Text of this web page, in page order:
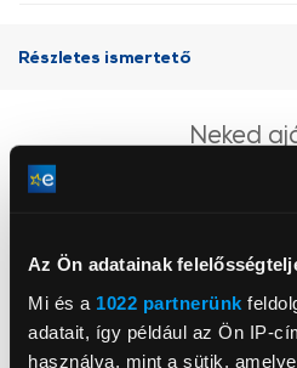
Az Ön adatainak
Mi és a 1022 partnerünk
adatait, így például az Ön IP-
használva, mint a sütik,
Részletes ismertető
Neked